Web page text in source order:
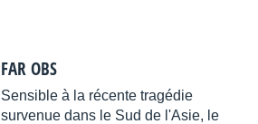
FAR OBS
Sensible à la récente tragédie
survenue dans le Sud de l'Asie, le